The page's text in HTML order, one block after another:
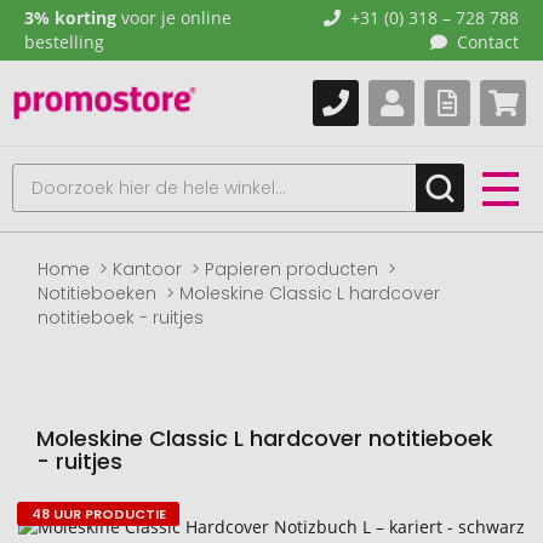
3% korting voor je online
bestelling
+31 (0) 318 – 728 788
Contact
Home Kantoor
Papieren producten
Notitieboeken
Moleskine Classic L hardcover
notitieboek - ruitjes
Moleskine Classic L hardcover notitieboek
- ruitjes
Naar
48 UUR PRODUCTIE